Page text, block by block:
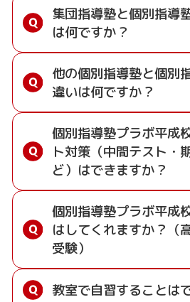
無料体験についてはこち
問い合わせいただけます。
変わります。ガイダンスで
だきますので、こちらのペ
い合わせください。
※お子様の状況に合わせて最適
授業料の目安
中学生：月9,450円週1回
小学生：月4,650円週1回
高校生：月12,600円週1回
※料金はすべて税込表示です。
※授業料は学年や月等により異
3つの安心の制度
1. 授業料減額制度
プラボでは一般の塾と
集団指導塾と個別指導
は何ですか？
集団指導塾は多人数の生
校の授業と似た形式での指
ボは一人ひとりの学習進度
します。
他の個別指導塾と個別
違いは何ですか？
プラボは、「先生1人に
楽しく勉強して成績アップ
あるからできる「1教科＋
保護者様に大変ご好評いた
個別指導塾プラボ平成
ト対策（中間テスト・
ど）はできますか？
プラボ平成校では、託麻中
南中など、近隣中学校の
た指導を行います。
集団指導塾とは異なり、先
個別指導塾プラボ平成
はしてくれますか？（
受験）
策授業」や「日帰り合宿
教室で自習することは